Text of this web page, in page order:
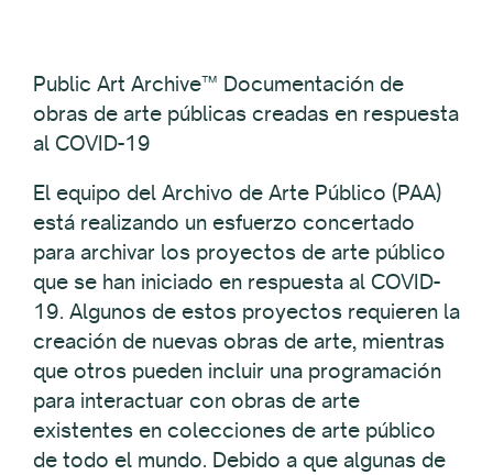
Public Art Archive™ Documentación de
obras de arte públicas creadas en respuesta
al COVID-19
El equipo del Archivo de Arte Público (PAA)
está realizando un esfuerzo concertado
para archivar los proyectos de arte público
que se han iniciado en respuesta al COVID-
19. Algunos de estos proyectos requieren la
creación de nuevas obras de arte, mientras
que otros pueden incluir una programación
para interactuar con obras de arte
existentes en colecciones de arte público
de todo el mundo. Debido a que algunas de